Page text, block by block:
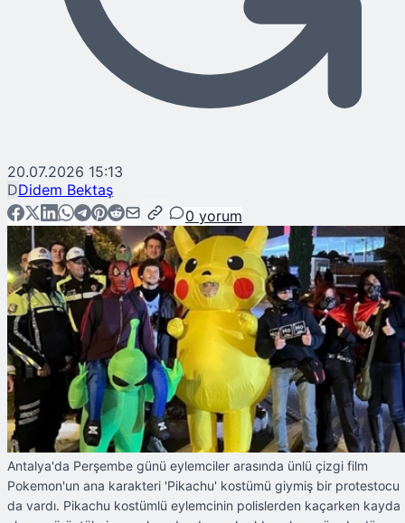
20.07.2026 15:13
DDidem Bektaş
0 yorum
Antalya'da Perşembe günü eylemciler arasında ünlü çizgi film
Pokemon'un ana karakteri 'Pikachu' kostümü giymiş bir protestocu
da vardı. Pikachu kostümlü eylemcinin polislerden kaçarken kayda